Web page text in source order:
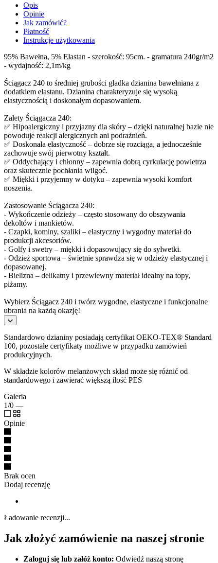
Opis
Opinie
Jak zamówić?
Płatność
Instrukcje użytkowania
95% Bawełna, 5% Elastan - szerokość: 95cm. - gramatura 240gr/m2
- wydajność: 2,1m/kg
Ściągacz 240 to średniej grubości gładka dzianina bawełniana z
dodatkiem elastanu. Dzianina charakteryzuje się wysoką
elastycznością i doskonałym dopasowaniem.
Zalety Ściągacza 240:
✅ Hipoalergiczny i przyjazny dla skóry – dzięki naturalnej bazie nie
powoduje reakcji alergicznych ani podrażnień.
✅ Doskonała elastyczność – dobrze się rozciąga, a jednocześnie
zachowuje swój pierwotny kształt.
✅ Oddychający i chłonny – zapewnia dobrą cyrkulację powietrza
oraz skutecznie pochłania wilgoć.
✅ Miękki i przyjemny w dotyku – zapewnia wysoki komfort
noszenia.
Zastosowanie Ściągacza 240:
- Wykończenie odzieży – często stosowany do obszywania
dekoltów i mankietów.
- Czapki, kominy, szaliki – elastyczny i wygodny materiał do
produkcji akcesoriów.
- Golfy i swetry – miękki i dopasowujący się do sylwetki.
- Odzież sportowa – świetnie sprawdza się w odzieży elastycznej i
dopasowanej.
- Bielizna – delikatny i przewiewny materiał idealny na topy,
piżamy.
Wybierz Ściągacz 240 i twórz wygodne, elastyczne i funkcjonalne
ubrania na każdą okazję!
Standardowo dzianiny posiadają certyfikat OEKO-TEX® Standard
100, pozostałe certyfikaty możliwe w przypadku zamówień
produkcyjnych.
W składzie kolorów melanżowych skład może się różnić od
standardowego i zawierać większą ilość PES
Galeria
1/0 —
Opinie
Brak ocen
Dodaj recenzję
Ładowanie recenzji...
Jak złożyć zamówienie na naszej stronie
Zaloguj się lub załóż konto: Odwiedź naszą stronę